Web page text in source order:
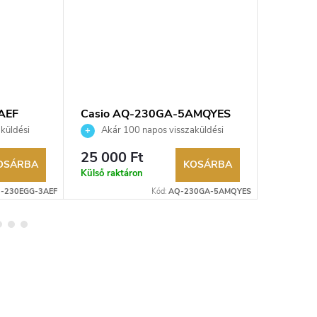
230EGG-3AEF
Casio AQ-230GA-5AMQYES
karóraAkár 100 napos visszaküldési
lehetőség. Hivatalos márkakereskedő.
25 000 Ft
Külső raktáron
KOSÁRBA
Kód: AQ-230GA-5AMQYES